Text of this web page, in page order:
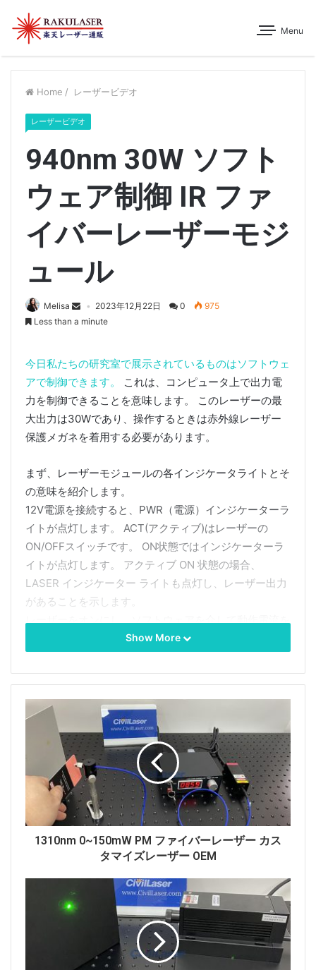
Menu
Home / レーザービデオ
レーザービデオ
940nm 30W ソフト
ウェア制御 IR ファ
イバーレーザーモジ
ュール
Melisa 2023年12月22日 0
975
Less than a minute
今日私たちの研究室で展示されているものはソフトウェ
アで制御できます。
これは、コンピュータ上で出力電
力を制御できることを意味します。 このレーザーの最
大出力は30Wであり、操作するときは赤外線レーザー
保護メガネを着用する必要があります。
まず、レーザーモジュールの各インジケータライトとそ
の意味を紹介します。
12V電源を接続すると、PWR（電源）インジケーターラ
イトが点灯します。 ACT(アクティブ)はレーザーの
ON/OFFスイッチです。 ON状態ではインジケーターラ
イトが点灯します。 アクティブ ON 状態の場合、
LASER インジケーター ライトも点灯し、レーザー出力
があることを示します。
レーザーをオンにし、ソフトウェアを介して動作電流を
設定し、現在のレーザー出力パワーを表示します。
以下は、今日テストしたいくつかのデータセットです。
動作電流を 500mA、レーザー出力を 194mW に設定す
ると、レーザー スポットが赤外線観察カードに表示さ
れます。
電流は2000mAに設定され、レーザー出力は 5W に近く
なります。 レーザーがスポンジに当たると直接白煙が
Show More
1310nm 0~150mW PM ファイバーレーザー カス
タマイズレーザー OEM